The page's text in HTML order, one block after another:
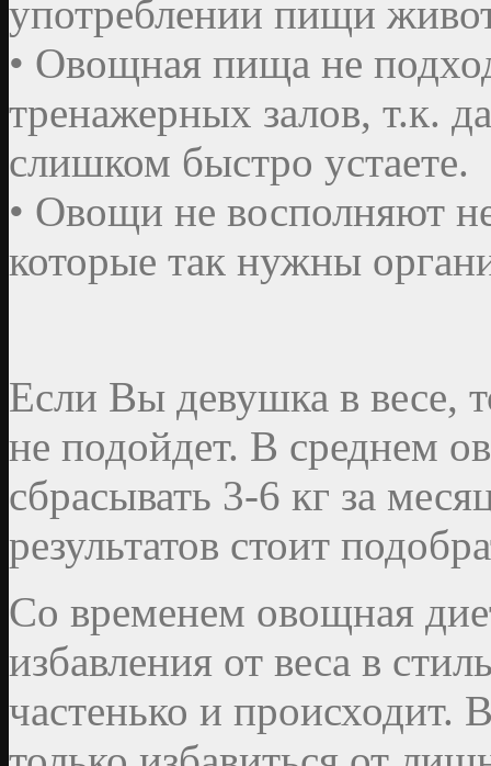
употреблении пищи
• Овощная пища не
тренажерных залов, т.к.
слишком быстро устаете.
• Овощи не восполняют
которые так нужны
Если Вы девушка в весе,
не подойдет. В среднем
сбрасывать 3-6 кг за
результатов стоит
Со временем овощная
избавления от веса в
частенько и происходит.